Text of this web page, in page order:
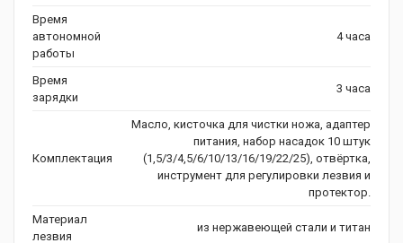
Время
автономной
работы
4 часа
Время
зарядки
3 часа
Комплектация
Масло, кисточка для чистки ножа, адаптер
питания, набор насадок 10 штук
(1,5/3/4,5/6/10/13/16/19/22/25), отвёртка,
инструмент для регулировки лезвия и
протектор.
Материал
лезвия
из нержавеющей стали и титан